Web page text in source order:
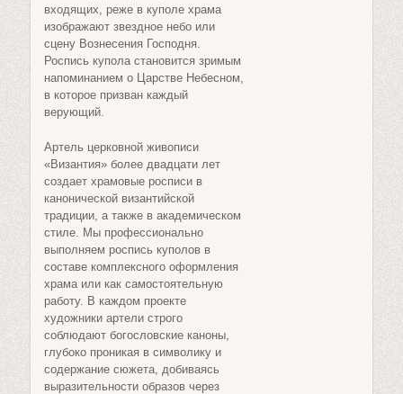
входящих, реже в куполе храма
изображают звездное небо или
сцену Вознесения Господня.
Роспись купола становится зримым
напоминанием о Царстве Небесном,
в которое призван каждый
верующий.
Артель церковной живописи
«Византия» более двадцати лет
создает храмовые росписи в
канонической византийской
традиции, а также в академическом
стиле. Мы профессионально
выполняем роспись куполов в
составе комплексного оформления
храма или как самостоятельную
работу. В каждом проекте
художники артели строго
соблюдают богословские каноны,
глубоко проникая в символику и
содержание сюжета, добиваясь
выразительности образов через